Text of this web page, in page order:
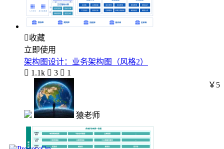
收藏
立即使用
架构图设计：业务架构图（风格2）
 1.1k  3  1
猿老师
￥5